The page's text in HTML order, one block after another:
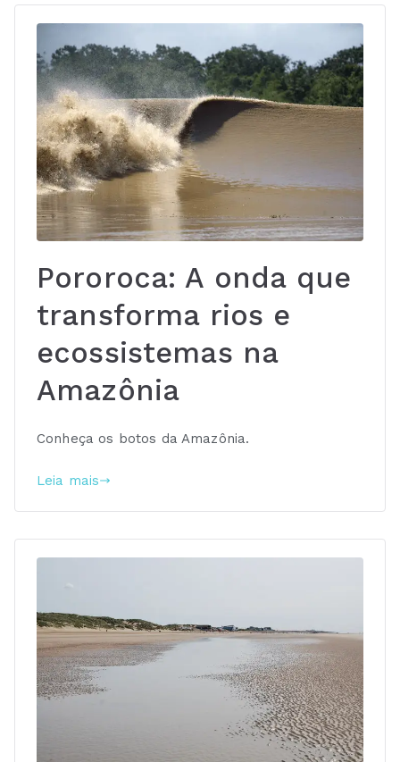
Pororoca: A onda que
transforma rios e
ecossistemas na
Amazônia
Conheça os botos da Amazônia.
Leia mais